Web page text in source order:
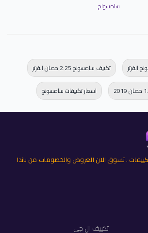
سامسونج
انفرتر تكييف سامسونج 2.25 حصان انفرتر
اسعار تكييفات سامسونج
. تسوق الان العروض والخصومات من باندا
تكييف ال جي